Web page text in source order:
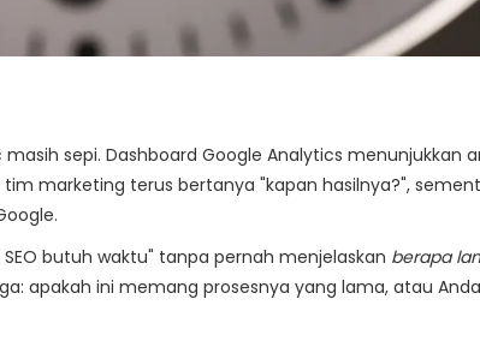
sepi. Dashboard Google Analytics menunjukkan
marketing terus bertanya "kapan hasilnya?",
butuh waktu" tanpa pernah menjelaskan berapa
apakah ini memang prosesnya yang lama, atau